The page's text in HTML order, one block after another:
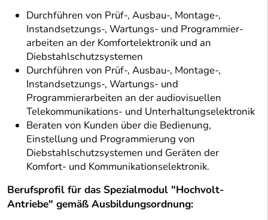
Durchführen von Prüf-, Ausbau-, Montage-,
Instandsetzungs-, Wartungs- und Programmier-
arbeiten an der Komfortelektronik und an
Diebstahlschutzsystemen
Durchführen von Prüf-, Ausbau-, Montage-,
Instandsetzungs-, Wartungs- und
Programmierarbeiten an der audiovisuellen
Telekommunikations- und Unterhaltungselektronik
Beraten von Kunden über die Bedienung,
Einstellung und Programmierung von
Diebstahlschutzsystemen und Geräten der
Komfort- und Kommunikationselektronik.
Berufsprofil für das Spezialmodul "Hochvolt-
Antriebe" gemäß Ausbildungsordnung: